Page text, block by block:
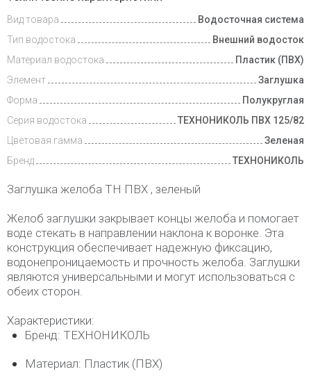
Доставка
Вид товара
Водосточная система
Тип водостока
Внешний водосток
Материал водостока
Пластик (ПВХ)
Элемент
Заглушка
Форма
Полукруглая
Серия водостока
ТЕХНОНИКОЛЬ ПВХ 125/82
Цветовая гамма
Зеленая
Бренд
ТЕХНОНИКОЛЬ
Заглушка желоба ТН ПВХ , зеленый
Желоб заглушки закрывает концы желоба и помогает
воде стекать в направлении наклона к воронке. Эта
конструкция обеспечивает надежную фиксацию,
водонепроницаемость и прочность желоба. Заглушки
являются универсальными и могут использоваться с
обеих сторон.
Характеристики:
Бренд: ТЕХНОНИКОЛЬ
Материал: Пластик (ПВХ)